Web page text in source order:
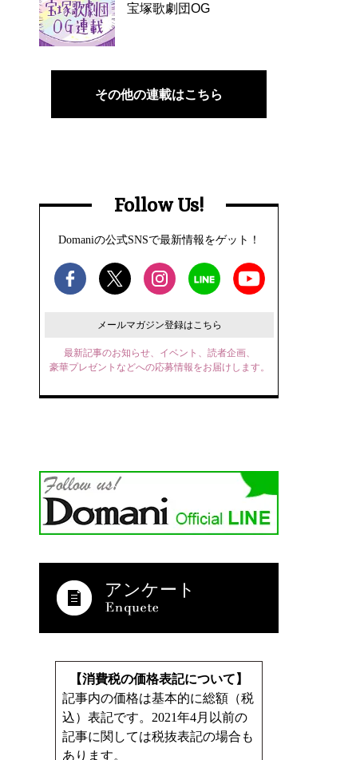
宝塚歌劇団OG
その他の連載はこちら
Follow Us!
Domaniの公式SNSで最新情報をゲット！
メールマガジン登録はこちら
最新記事のお知らせ、イベント、読者企画、
豪華プレゼントなどへの応募情報をお届けします。
アンケート
【消費税の価格表記について】
記事内の価格は基本的に総額（税
込）表記です。2021年4月以前の
記事に関しては税抜表記の場合も
あります。